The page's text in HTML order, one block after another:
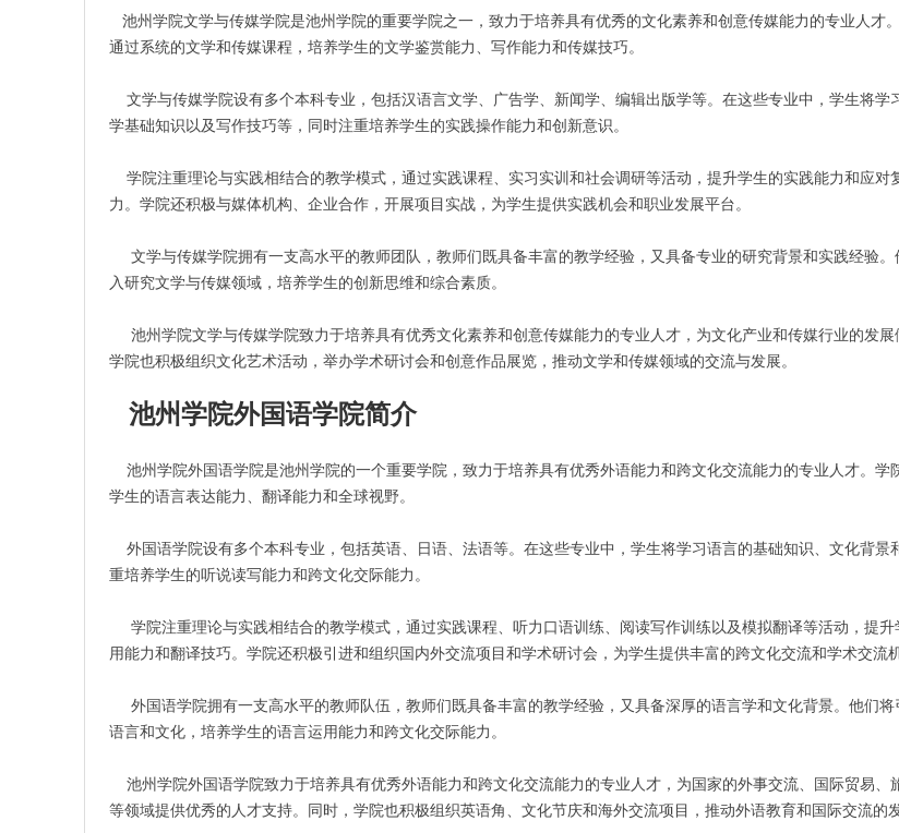
​池州学院文学与传媒学院是池州学院的重要学院之一，致力于培养具有优秀的文化素养和创意传媒能力的专业人才
通过系统的文学和传媒课程，培养学生的文学鉴赏能力、写作能力和传媒技巧。
文学与传媒学院设有多个本科专业，包括汉语言文学、广告学、新闻学、编辑出版学等。在这些专业中，学生将学
学基础知识以及写作技巧等，同时注重培养学生的实践操作能力和创新意识。
学院注重理论与实践相结合的教学模式，通过实践课程、实习实训和社会调研等活动，提升学生的实践能力和应对
力。学院还积极与媒体机构、企业合作，开展项目实战，为学生提供实践机会和职业发展平台。
文学与传媒学院拥有一支高水平的教师团队，教师们既具备丰富的教学经验，又具备专业的研究背景和实践经验。
入研究文学与传媒领域，培养学生的创新思维和综合素质。
池州学院文学与传媒学院致力于培养具有优秀文化素养和创意传媒能力的专业人才，为文化产业和传媒行业的发展
学院也积极组织文化艺术活动，举办学术研讨会和创意作品展览，推动文学和传媒领域的交流与发展。
池州学院外国语学院简介
池州学院外国语学院是池州学院的一个重要学院，致力于培养具有优秀外语能力和跨文化交流能力的专业人才。学
学生的语言表达能力、翻译能力和全球视野。
外国语学院设有多个本科专业，包括英语、日语、法语等。在这些专业中，学生将学习语言的基础知识、文化背景
重培养学生的听说读写能力和跨文化交际能力。
学院注重理论与实践相结合的教学模式，通过实践课程、听力口语训练、阅读写作训练以及模拟翻译等活动，提升
用能力和翻译技巧。学院还积极引进和组织国内外交流项目和学术研讨会，为学生提供丰富的跨文化交流和学术交流机
外国语学院拥有一支高水平的教师队伍，教师们既具备丰富的教学经验，又具备深厚的语言学和文化背景。他们将
语言和文化，培养学生的语言运用能力和跨文化交际能力。
池州学院外国语学院致力于培养具有优秀外语能力和跨文化交流能力的专业人才，为国家的外事交流、国际贸易、
等领域提供优秀的人才支持。同时，学院也积极组织英语角、文化节庆和海外交流项目，推动外语教育和国际交流的发